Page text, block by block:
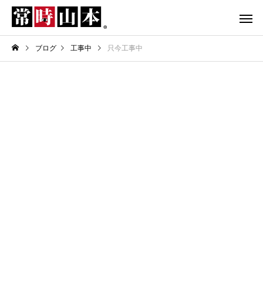
ブログ 工事中 只今工事中